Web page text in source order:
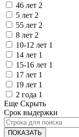
46 лет 2
5 лет 2
55 лет 2
8 лет 2
10-12 лет 1
14 лет 1
15-16 лет 1
17 лет 1
19 лет 1
2 года 1
Еще Скрыть
Срок выдержки
ПОКАЗАТЬ